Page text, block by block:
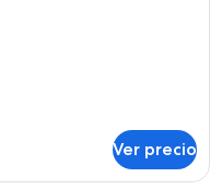
Ver precio